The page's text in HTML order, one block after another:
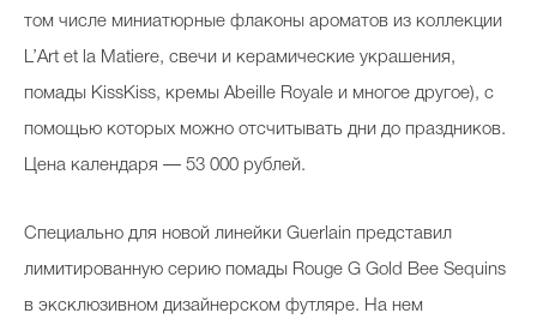
том числе миниатюрные флаконы ароматов из коллекции
L’Art et la Matiere, свечи и керамические украшения,
помады KissKiss, кремы Abeille Royale и многое другое), с
помощью которых можно отсчитывать дни до праздников.
Цена календаря — 53 000 рублей.
Специально для новой линейки Guerlain представил
лимитированную серию помады Rouge G Gold Bee Sequins
в эксклюзивном дизайнерском футляре. На нем